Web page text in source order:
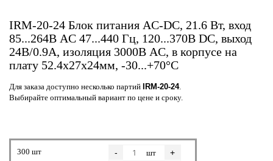
IRM-20-24 Блок питания AC-DC, 21.6 Вт, вход
85...264В AC 47...440 Гц, 120...370B DC, выход
24В/0.9А, изоляция 3000В AC, в корпусе на
плату 52.4x27x24мм, -30...+70°C
Для заказа доступно несколько партий IRM-20-24.
Выбирайте оптимальный вариант по цене и сроку.
300 шт - шт +